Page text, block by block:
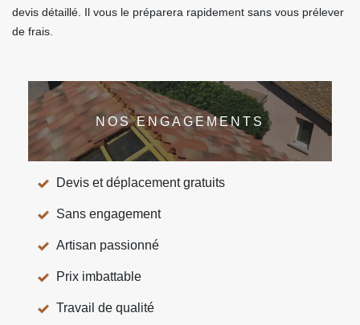
devis détaillé. Il vous le préparera rapidement sans vous prélever
de frais.
NOS ENGAGEMENTS
Devis et déplacement gratuits
Sans engagement
Artisan passionné
Prix imbattable
Travail de qualité